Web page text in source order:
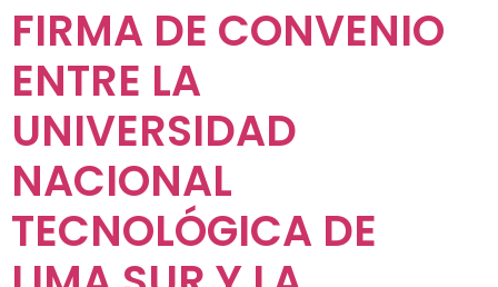
FIRMA DE CONVENIO
ENTRE LA
UNIVERSIDAD
NACIONAL
TECNOLÓGICA DE